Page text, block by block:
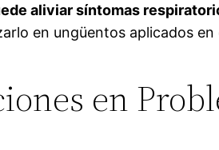
aliviar síntomas
en ungüentos aplicados
en